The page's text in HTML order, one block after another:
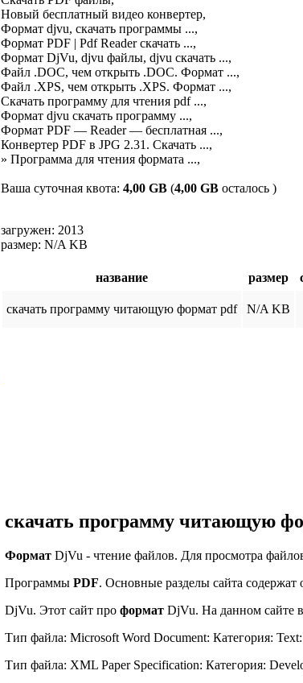
Новый бесплатный видео конвертер,
Формат djvu, скачать программы ...,
Формат PDF | Pdf Reader скачать ...,
Формат DjVu, djvu файлы, djvu скачать ...,
Файл .DOC, чем открыть .DOC. Формат ...,
Файл .XPS, чем открыть .XPS. Формат ...,
Скачать программу для чтения pdf ...,
Формат djvu скачать программу ...,
Формат PDF — Reader — бесплатная ...,
Конвертер PDF в JPG 2.31. Скачать ...,
» Программа для чтения формата ...,
Ваша суточная квота: 4,00 GB (4,00 GB осталось )
загружен: 2013
размер: N/A KB
название размер
скачать программу читающую формат pdf N/A KB
скачать программу читающую
Формат DjVu - чтение файлов. Для просмотра
Программы PDF. Основные разделы сайта
DjVu. Этот сайт про формат DjVu. На данном сайте
Тип файла: Microsoft Word Document: Категория:
Тип файла: XML Paper Specification: Категория: